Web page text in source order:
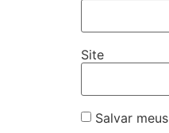
Site
Salvar